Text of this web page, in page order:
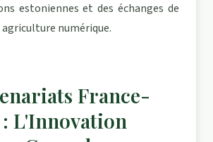
estoniennes et des échanges de
numérique.
France-
L'Innovation